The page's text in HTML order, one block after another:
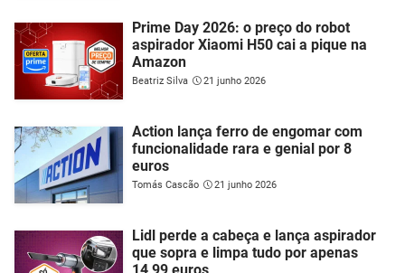
Prime Day 2026: o preço do robot
aspirador Xiaomi H50 cai a pique na
Amazon
Beatriz Silva 21 junho 2026
Action lança ferro de engomar com
funcionalidade rara e genial por 8
euros
Tomás Cascão 21 junho 2026
Lidl perde a cabeça e lança aspirador
que sopra e limpa tudo por apenas
14,99 euros